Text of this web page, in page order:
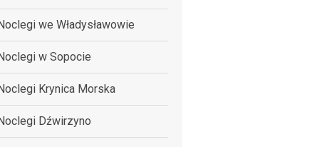
we Władysławowie
w Sopocie
Krynica Morska
Dźwirzyno